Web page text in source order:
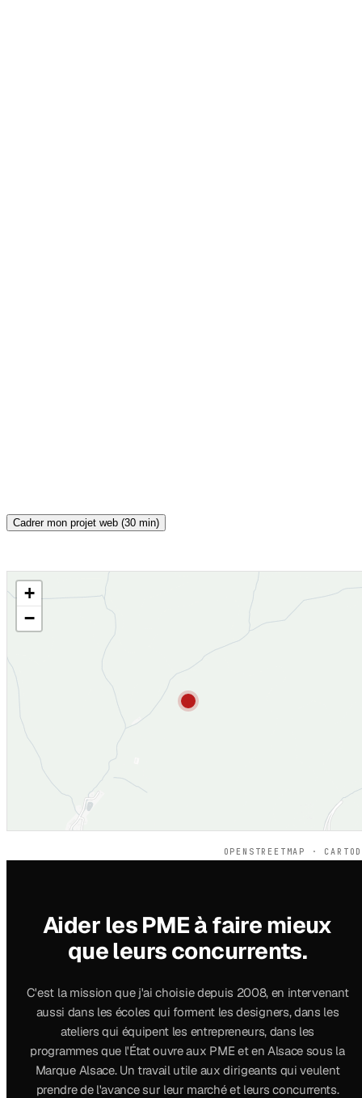
Cadrer mon projet web (30 min)
CARTE INTERACTIVE
+
−
OPENSTREETMAP ·
Aider les PME à faire mieux
que leurs concurrents.
C'est la mission que j'ai choisie depuis 2008, en intervenant
aussi dans les écoles qui forment les designers, dans les
ateliers qui équipent les entrepreneurs, dans les
programmes que l'État ouvre aux PME et en Alsace sous la
Marque Alsace. Un travail utile aux dirigeants qui veulent
prendre de l'avance sur leur marché et leurs concurrents.